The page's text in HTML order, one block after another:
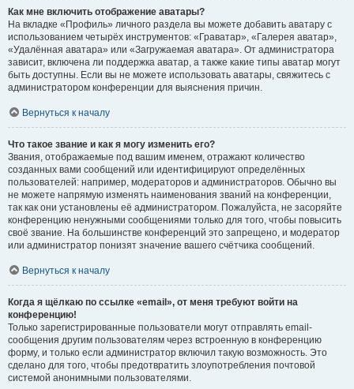
Как мне включить отображение аватары?
На вкладке «Профиль» личного раздела вы можете добавить аватару с
использованием четырёх инструментов: «Граватар», «Галерея аватар»,
«Удалённая аватара» или «Загружаемая аватара». От администратора
зависит, включена ли поддержка аватар, а также какие типы аватар могут
быть доступны. Если вы не можете использовать аватары, свяжитесь с
администратором конференции для выяснения причин.
Вернуться к началу
Что такое звание и как я могу изменить его?
Звания, отображаемые под вашим именем, отражают количество
созданных вами сообщений или идентифицируют определённых
пользователей: например, модераторов и администраторов. Обычно вы
не можете напрямую изменять наименования званий на конференции,
так как они установлены её администратором. Пожалуйста, не засоряйте
конференцию ненужными сообщениями только для того, чтобы повысить
своё звание. На большинстве конференций это запрещено, и модератор
или администратор понизят значение вашего счётчика сообщений.
Вернуться к началу
Когда я щёлкаю по ссылке «email», от меня требуют войти на
конференцию!
Только зарегистрированные пользователи могут отправлять email-
сообщения другим пользователям через встроенную в конференцию
форму, и только если администратор включил такую возможность. Это
сделано для того, чтобы предотвратить злоупотребления почтовой
системой анонимными пользователями.